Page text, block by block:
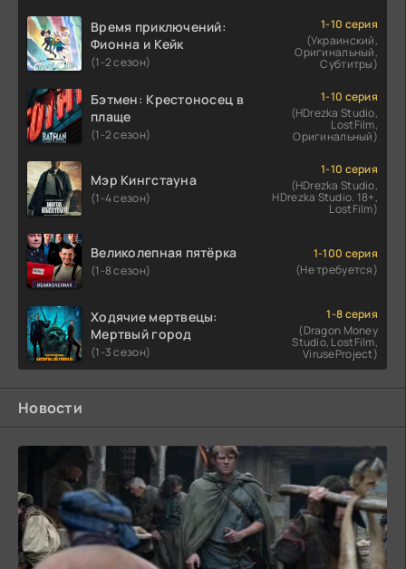
Время приключений:
Фионна и Кейк
(1-2 сезон)
1-10 серия
(Украинский,
Оригинальный,
Субтитры)
Бэтмен: Крестоносец в
плаще
(1-2 сезон)
1-10 серия
(HDrezka Studio,
LostFilm,
Оригинальный)
Мэр Кингстауна
(1-4 сезон)
1-10 серия
(HDrezka Studio,
HDrezka Studio. 18+,
LostFilm)
Великолепная пятёрка
(1-8 сезон)
1-100 серия
(Не требуется)
Ходячие мертвецы:
Мертвый город
(1-3 сезон)
1-8 серия
(Dragon Money
Studio, LostFilm,
ViruseProject)
Новости